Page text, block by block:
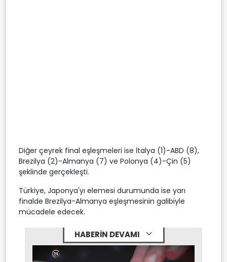
Diğer çeyrek final eşleşmeleri ise İtalya (1)-ABD (8),
Brezilya (2)-Almanya (7) ve Polonya (4)-Çin (5)
şeklinde gerçekleşti.
Türkiye, Japonya'yı elemesi durumunda ise yarı
finalde Brezilya-Almanya eşleşmesinin galibiyle
mücadele edecek.
HABERİN DEVAMI